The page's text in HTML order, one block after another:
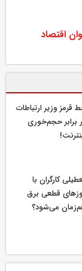
اقتصاد
قرمز وزیر ارتباطات
برابر حجم‌خوری
کارگران با
قطعی برق
می‌شود؟